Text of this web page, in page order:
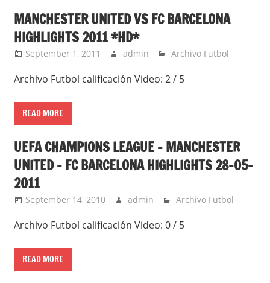
MANCHESTER UNITED VS FC BARCELONA
HIGHLIGHTS 2011 *HD*
September 1, 2011 admin Archivo Futbol
Archivo Futbol calificación Video: 2 / 5
READ MORE
UEFA CHAMPIONS LEAGUE – MANCHESTER
UNITED – FC BARCELONA HIGHLIGHTS 28-05-
2011
September 14, 2010 admin Archivo Futbol
Archivo Futbol calificación Video: 0 / 5
READ MORE